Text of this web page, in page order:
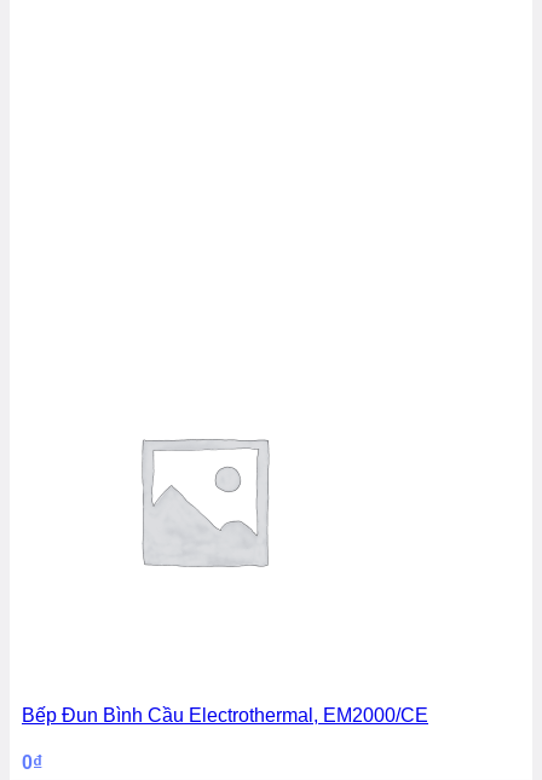
Bếp Đun Bình Cầu Electrothermal, EM2000/CE
0₫